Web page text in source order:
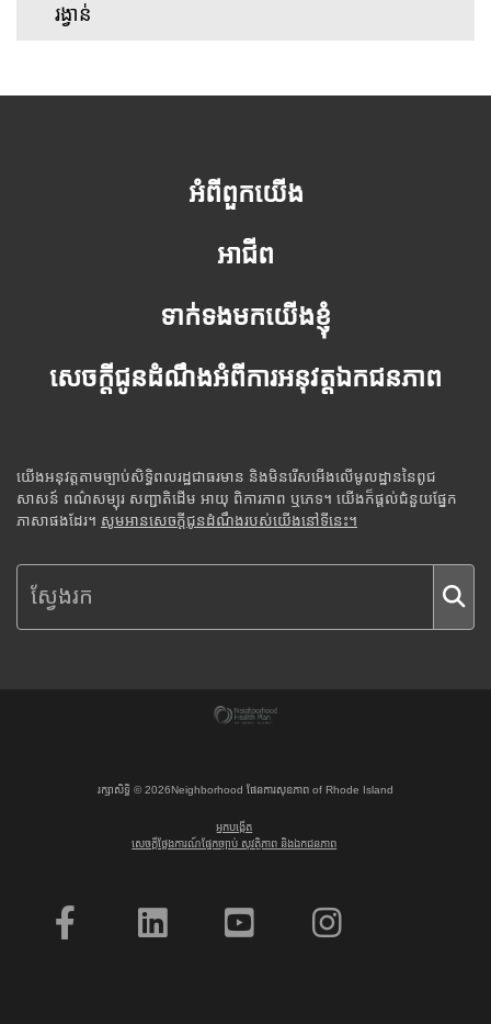
រង្វាន់
អំពីពួកយើង
អាជីព
ទាក់ទងមកយើងខ្ញុំ
សេចក្តីជូនដំណឹងអំពីការអនុវត្តឯកជនភាព
យើងអនុវត្តតាមច្បាប់សិទ្ធិពលរដ្ឋជាធរមាន និងមិនរើសអើងលើមូលដ្ឋាននៃពូជ
សាសន៍ ពណ៌សម្បុរ សញ្ជាតិដើម អាយុ ពិការភាព ឬភេទ។ យើងក៏ផ្តល់ជំនួយផ្នែក
ភាសាផងដែរ។ សូមអានសេចក្តីជូនដំណឹងរបស់យើងនៅទីនេះ។
រក្សាសិទ្ធិ ©2026Neighborhood ផែនការសុខភាព of Rhode Island
អ្នកបង្កើត
សេចក្តីថ្លែងការណ៍ផ្នែកច្បាប់ សុវត្ថិភាព និងឯកជនភាព